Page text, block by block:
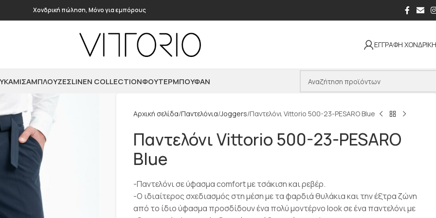
Χονδρική πώληση, Μόνο για εμπόρους
ΕΓΓΡΑΦΗ
ΜΠΛΟΎΖΕΣLINEN COLLECTIONΦΟΎΤΕΡΜΠΟΥΦΆΝ
Αρχική σελίδα Παντελόνια Joggers Παντελόνι Vittorio 500-23-PESARO Blue
Παντελόνι Vittorio 500-23-PESARO
Blue
-Παντελόνι σε ύφασμα comfort με τσάκιση και ρεβέρ.
-Ο ιδιαίτερος σχεδιασμός στη μέση με τα φαρδιά θυλάκια και την έξτρα ζώνη
από το ίδιο ύφασμα προσδίδουν ένα πολύ μοντέρνο look σε ένα παντελόνι με